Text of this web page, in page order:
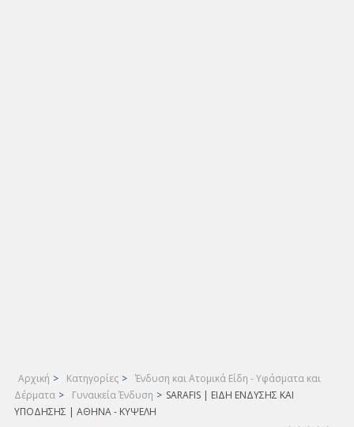
Αρχική > Κατηγορίες >
Ένδυση και Ατομικά Είδη - Υφάσματα και
Δέρματα > Γυναικεία Ένδυση > SARAFIS | ΕΙΔΗ ΕΝΔΥΣΗΣ ΚΑΙ
ΥΠΟΔΗΣΗΣ | ΑΘΗΝΑ - ΚΥΨΕΛΗ